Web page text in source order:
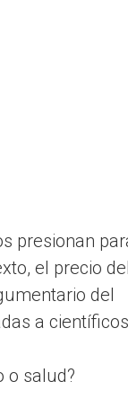
presionan
el precio del
del
a científicos
o salud?